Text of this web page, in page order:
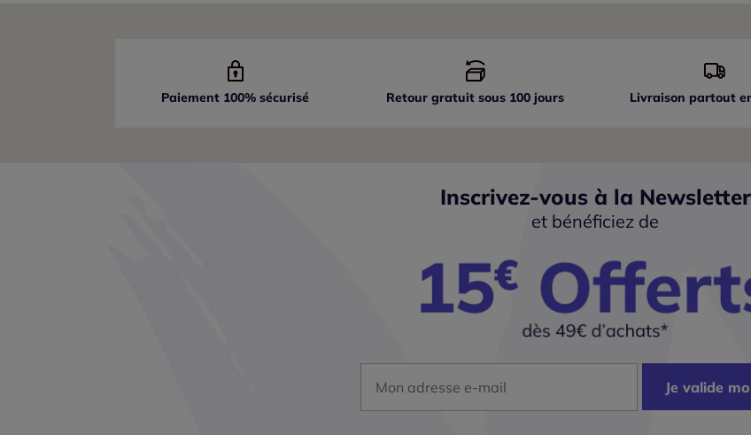
Paiement 100% sécurisé Retour gratuit sous 100 jours Livraison partout
Inscrivez-vous à la Newsletter
et bénéficiez de
Je valide